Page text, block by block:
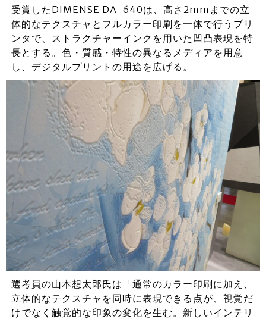
受賞したDIMENSE DA-640は、高さ2mmまでの立
体的なテクスチャとフルカラー印刷を一体で行うプリ
ンタで、ストラクチャーインクを用いた凹凸表現を特
長とする。色・質感・特性の異なるメディアを用意
し、デジタルプリントの用途を広げる。
選考員の山本想太郎氏は「通常のカラー印刷に加え、
立体的なテクスチャを同時に表現できる点が、視覚だ
けでなく触覚的な印象の変化を生む。新しいインテリ